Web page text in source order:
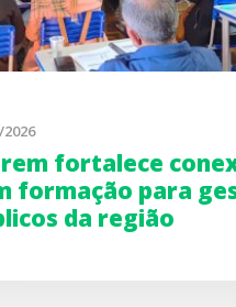
fortalece
formação para
da região